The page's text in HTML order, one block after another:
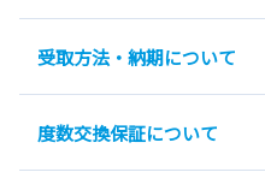
受取方法・納期について
度数交換保証について